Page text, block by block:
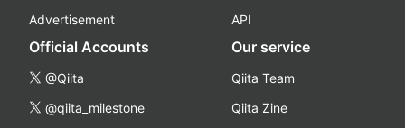
Advertisement
API
Official Accounts
@Qiita
@qiita_milestone
Our service
Qiita Team
Qiita Zine